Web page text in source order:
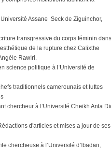
Assane Seck de Ziguinchor,
transgressive du corps féminin
de la rupture chez Calixthe
Rawiri.
science politique à l’Université de
traditionnels camerounais et luttes
chercheur à l’Université Cheikh Anta
d'articles et mises a jour de ses
chercheuse à l’Université d’Ibadan,